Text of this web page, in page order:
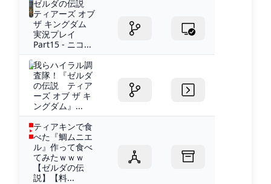
ゼルダの伝説
ティアーズ オブ
ザ キングダム
実況プレイ
Part15 - ニコ...
我らハイラル調
査隊！『ゼルダ
の伝説 ティア
ーズ オブ ザ キ
ングダム』...
ティアキンで食
べた『鯛ムニエ
ル』作って食べ
てみたｗｗｗ
【ゼルダの伝
説】【料...